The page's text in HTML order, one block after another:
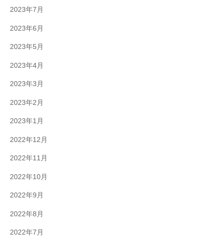
2023年7月
2023年6月
2023年5月
2023年4月
2023年3月
2023年2月
2023年1月
2022年12月
2022年11月
2022年10月
2022年9月
2022年8月
2022年7月